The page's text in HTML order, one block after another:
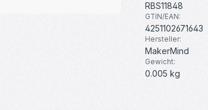
RBS11848
GTIN/EAN:
4251102671643
Hersteller:
MakerMind
Gewicht:
0.005 kg